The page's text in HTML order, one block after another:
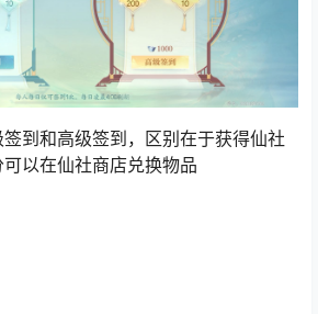
到和高级签到，区别在于获得仙社
以在仙社商店兑换物品